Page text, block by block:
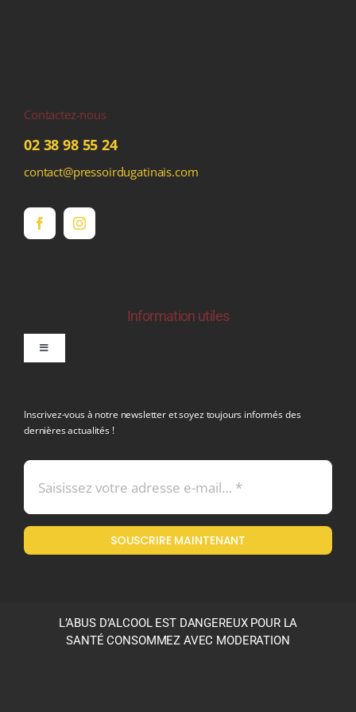
Contactez-nous
02 38 98 55 24
contact@pressoirdugatinais.com
Information utiles
Toggle
Mentions légales
Politique en matière de remboursements et de retours
Inscrivez-vous à notre newsletter et soyez toujours informés des
dernières actualités !
SOUSCRIRE MAINTENANT
L’ABUS D’ALCOOL EST DANGEREUX POUR LA
SANTÉ CONSOMMEZ AVEC MODERATION